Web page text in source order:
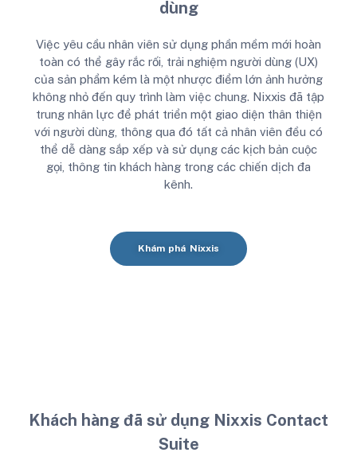
dùng
Việc yêu cầu nhân viên sử dụng phần mềm mới hoàn
toàn có thể gây rắc rối, trải nghiệm người dùng (UX)
của sản phẩm kém là một nhược điểm lớn ảnh hưởng
không nhỏ đến quy trình làm việc chung. Nixxis đã tập
trung nhân lực để phát triển một giao diện thân thiện
với người dùng, thông qua đó tất cả nhân viên đều có
thể dễ dàng sắp xếp và sử dụng các kịch bản cuộc
gọi, thông tin khách hàng trong các chiến dịch đa
kênh.
Khám phá Nixxis
Khách hàng đã sử dụng Nixxis Contact
Suite